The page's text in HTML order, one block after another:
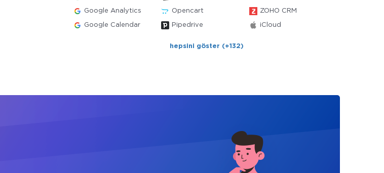
Google Analytics Opencart ZOHO CRM
Google Calendar Pipedrive iCloud
hepsini göster (+132)